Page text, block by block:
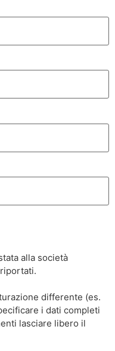
alla società
differente (es.
i dati completi
lasciare libero il